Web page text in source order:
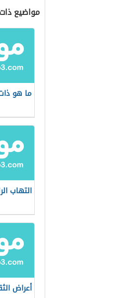
مواضيع
ما هو
التهاب
أعراض